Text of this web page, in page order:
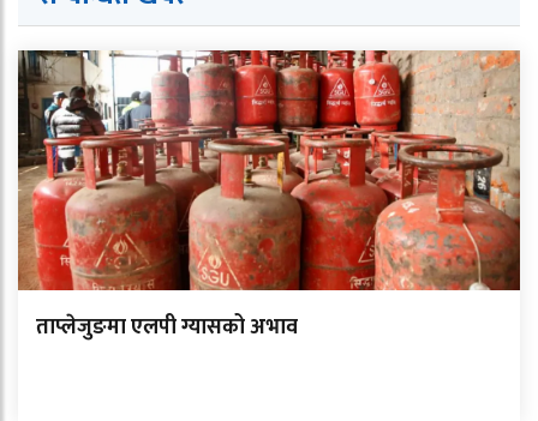
ताप्लेजुङमा एलपी ग्यासको अभाव